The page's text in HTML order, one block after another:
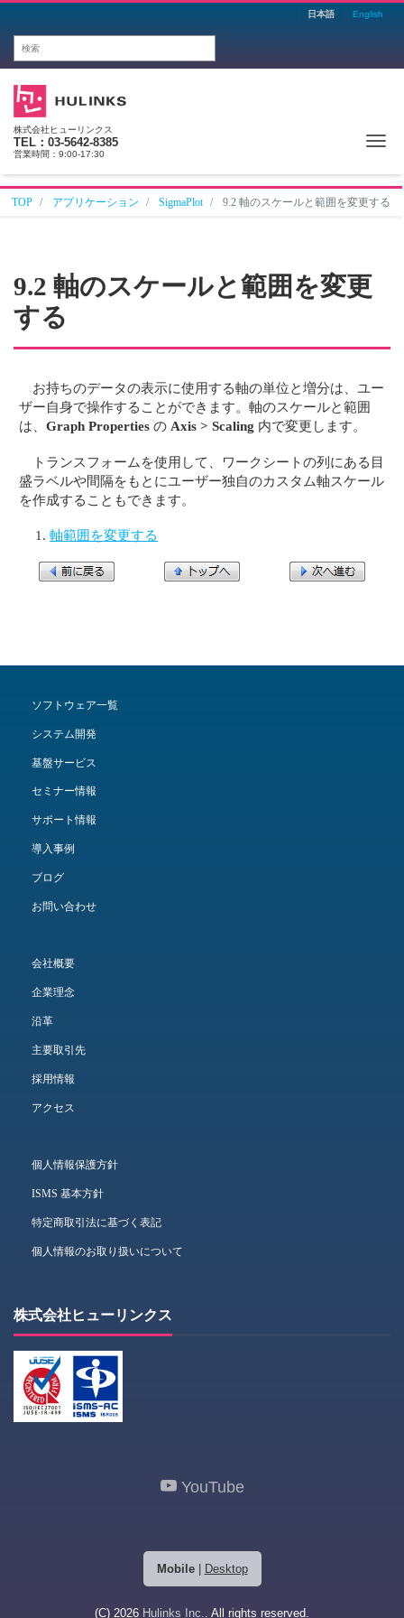
日本語 English
株式会社ヒューリンクス
TEL：03-5642-8385
営業時間：9:00-17:30
TOP アプリケーション SigmaPlot 9.2 軸のスケールと範囲を変更する
9.2 軸のスケールと範囲を変更
する
お持ちのデータの表示に使用する軸の単位と増分は、ユー
ザー自身で操作することができます。軸のスケールと範囲
は、Graph Properties の Axis > Scaling 内で変更します。
トランスフォームを使用して、ワークシートの列にある目
盛ラベルや間隔をもとにユーザー独自のカスタム軸スケール
を作成することもできます。
軸範囲を変更する
ソフトウェア一覧
システム開発
基盤サービス
セミナー情報
サポート情報
導入事例
ブログ
お問い合わせ
会社概要
企業理念
沿革
主要取引先
採用情報
アクセス
個人情報保護方針
ISMS 基本方針
特定商取引法に基づく表記
個人情報のお取り扱いについて
株式会社ヒューリンクス
YouTube
Mobile| Desktop
(C) 2026 Hulinks Inc.. All rights reserved.